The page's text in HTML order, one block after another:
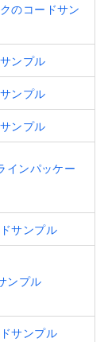
のコードサン
ンプル
ンプル
ンプル
インパッケー
サンプル
ンプル
サンプル